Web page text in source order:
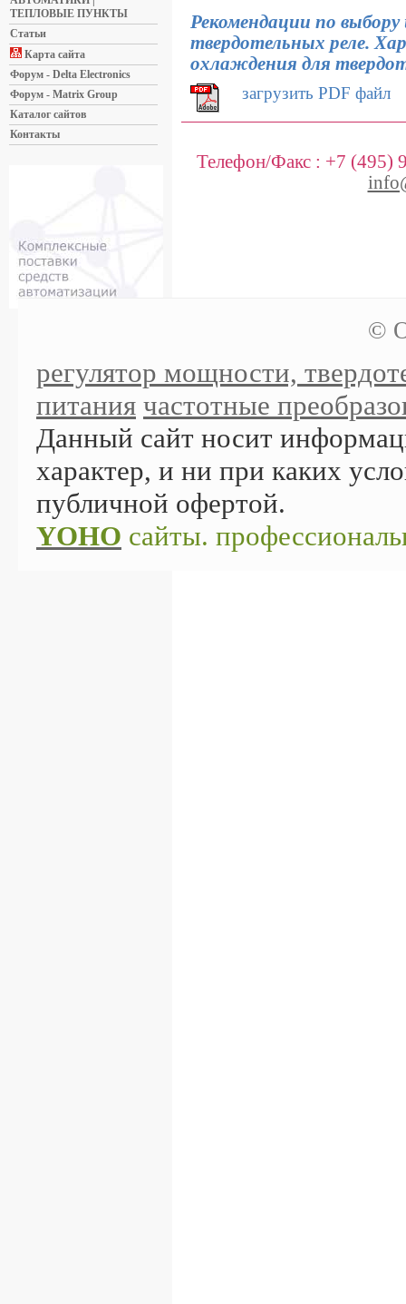
ТЕПЛОВЫЕ ПУНКТЫ
Статьи
Карта сайта
Форум - Delta Electronics
Форум - Matrix Group
Каталог сайтов
Контакты
Рекомендации по
твердотельных реле.
охлаждения для
загрузить PDF файл
Телефон/Факс : +7 (495)
©
регулятор мощности,
питания частотные
Данный сайт носит
характер, и ни при каких
публичной офертой.
YOHO сайты.